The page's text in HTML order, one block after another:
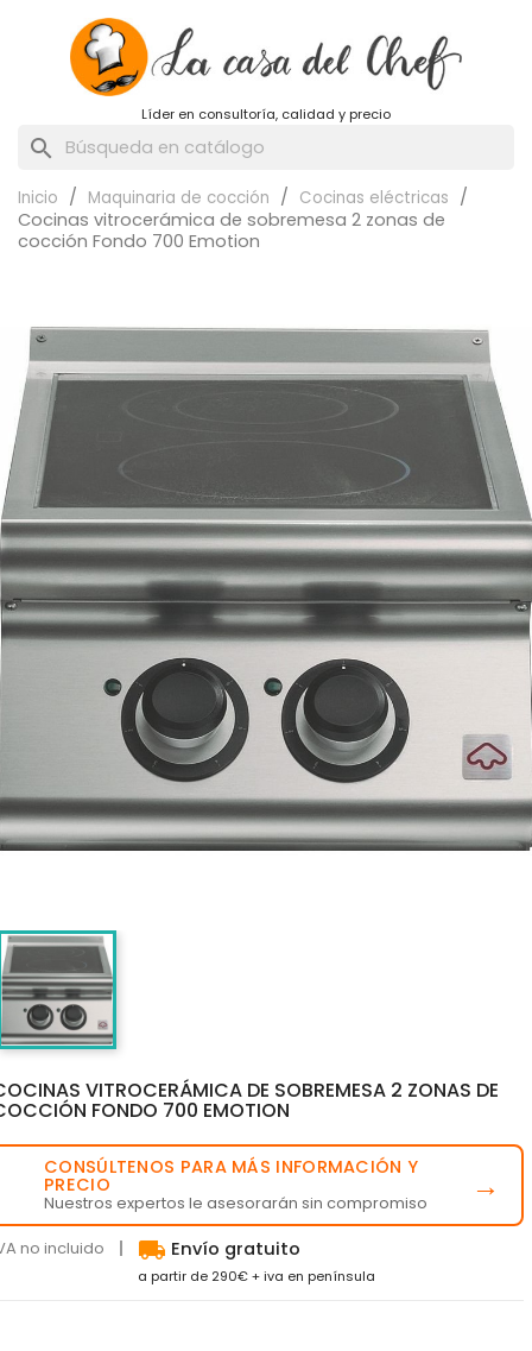
Líder en consultoría, calidad y precio
search
Inicio Maquinaria de cocción Cocinas eléctricas
Cocinas vitrocerámica de sobremesa 2 zonas de
cocción Fondo 700 Emotion
VITROCERÁMICA DE SOBREMESA 2 ZONAS DE
FONDO 700 EMOTION
CONSÚLTENOS PARA MÁS INFORMACIÓN Y
PRECIO
Nuestros expertos le asesorarán sin compromiso →
no incluido local_shipping Envío gratuito
a partir de 290€ + iva en península